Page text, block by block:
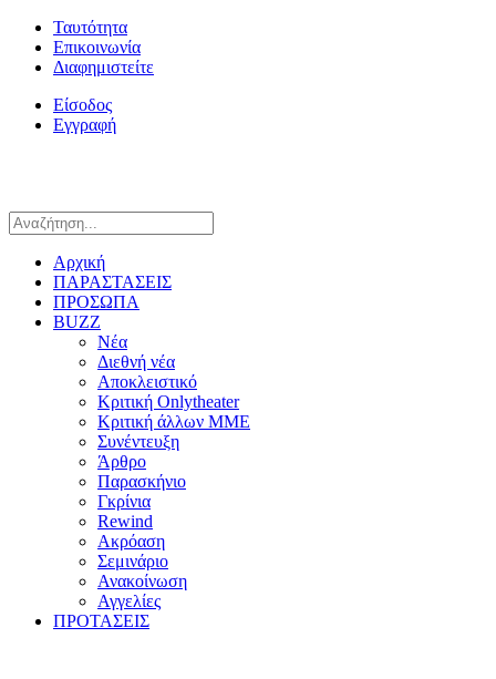
Ταυτότητα
Επικοινωνία
Διαφημιστείτε
Είσοδος
Εγγραφή
Αρχική
ΠΑΡΑΣΤΑΣΕΙΣ
ΠΡΟΣΩΠΑ
BUZZ
Νέα
Διεθνή νέα
Αποκλειστικό
Κριτική Onlytheater
Κριτική άλλων ΜΜΕ
Συνέντευξη
Άρθρο
Παρασκήνιο
Γκρίνια
Rewind
Ακρόαση
Σεμινάριο
Ανακοίνωση
Αγγελίες
ΠΡΟΤΑΣΕΙΣ